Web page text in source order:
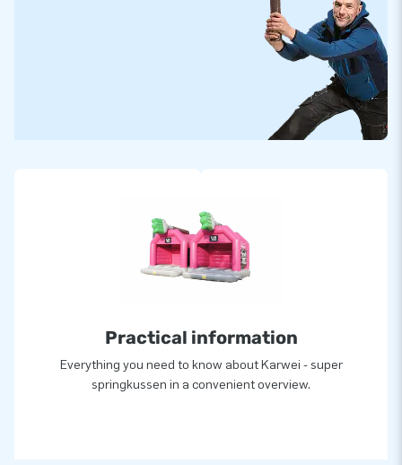
Practical information
Everything you need to know about Karwei - super
springkussen in a convenient overview.